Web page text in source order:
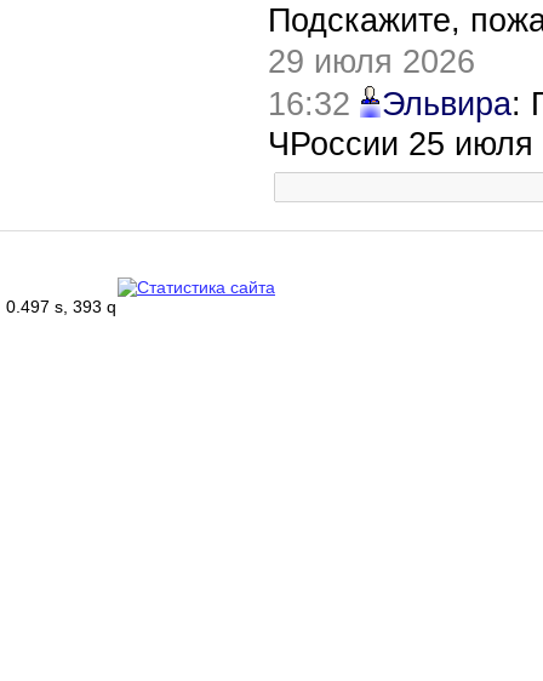
Подскажите,
29 июля 2026
16:32
Эльвира:
ЧРоссии 25 июля
0.497 s, 393 q